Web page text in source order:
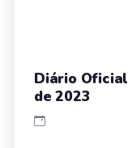
Diário Oficial
de 2023